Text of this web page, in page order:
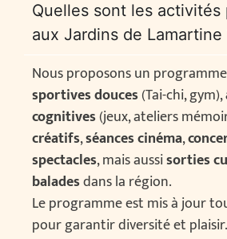
Quelles sont les activités
aux Jardins de Lamartine
Nous proposons un
sportives douces(Tai-chi, gym),
cognitives(jeux, ateliers
créatifs,séances cinéma,
spectacles, mais aussisorties
baladesdans la région.
Le programme est mis à jour
pour garantir diversité et plaisir.